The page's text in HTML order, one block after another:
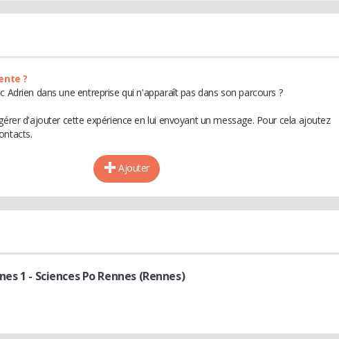
?
Adrien dans une entreprise qui n'apparaît pas dans son parcours ?
d'ajouter cette expérience en lui envoyant un message. Pour cela ajoutez
Ajouter
1 - Sciences Po Rennes (Rennes)